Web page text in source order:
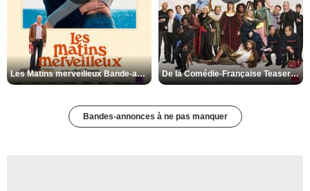
Les Matins merveilleux Bande-annonce VF De la Comédie-Française Teaser VF
Bandes-annonces à ne pas manquer